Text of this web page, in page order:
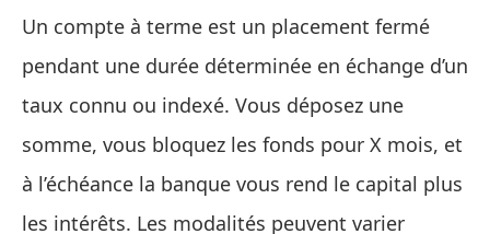
Un compte à terme est un placement fermé
pendant une durée déterminée en échange d’un
taux connu ou indexé. Vous déposez une
somme, vous bloquez les fonds pour X mois, et
à l’échéance la banque vous rend le capital plus
les intérêts. Les modalités peuvent varier